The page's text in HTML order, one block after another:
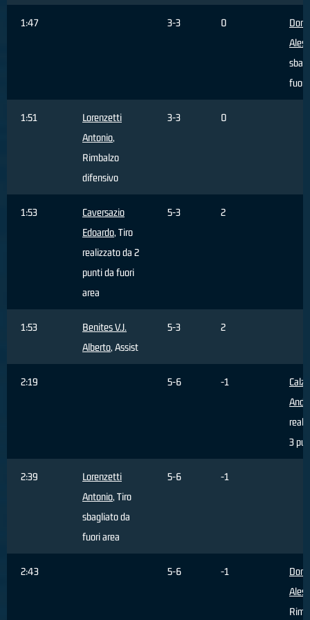
1:47 3-3 0
fuori
1:51
Lorenzetti
Antonio,
Rimbalzo
difensivo
3-3 0
1:53
Caversazio
Edoardo, Tiro
realizzato da 2
punti da fuori
area
5-3 2
1:53
Benites V.J.
Alberto, Assist
5-3 2
2:19 5-6 -1
3
2:39
Lorenzetti
Antonio, Tiro
sbagliato da
fuori area
5-6 -1
2:43 5-6 -1